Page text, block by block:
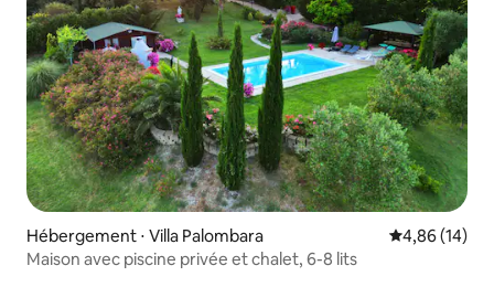
Hébergement ⋅ Villa Palombara Évaluation
4,86 (14)
Maison avec piscine privée et chalet, 6-8 lits